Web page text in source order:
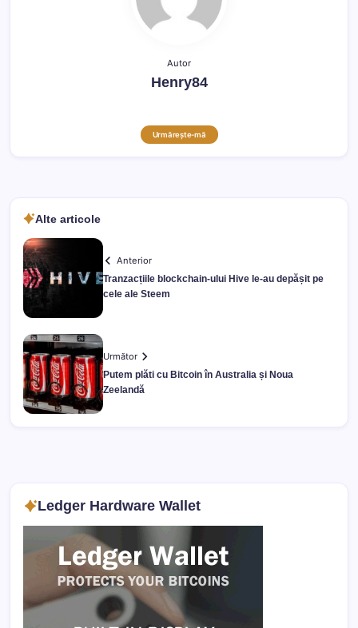
Autor
Henry84
Urmărește-mă
Alte articole
Anterior
Tranzacțiile blockchain-ului Hive le-au depășit pe
cele ale Steem
Următor
Putem plăti cu Bitcoin în Australia și Noua
Zeelandă
Ledger Hardware Wallet